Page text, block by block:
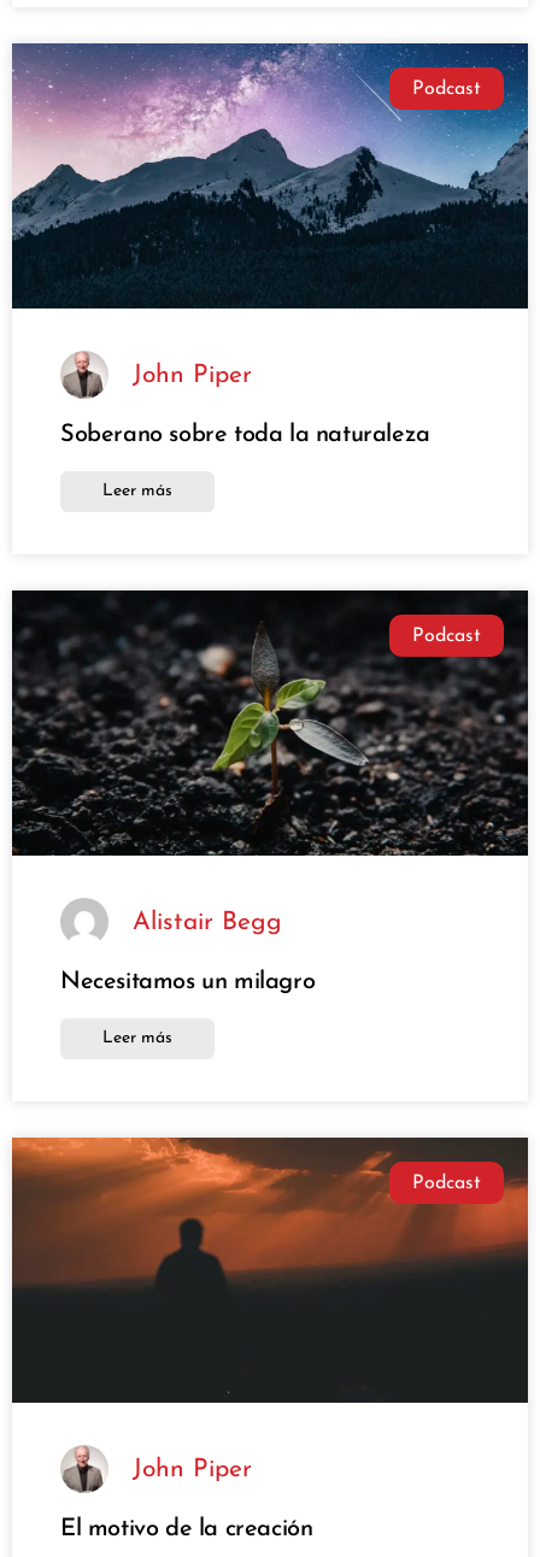
Podcast
John Piper
Soberano sobre toda la naturaleza
Leer más
Podcast
Alistair Begg
Necesitamos un milagro
Leer más
Podcast
John Piper
El motivo de la creación